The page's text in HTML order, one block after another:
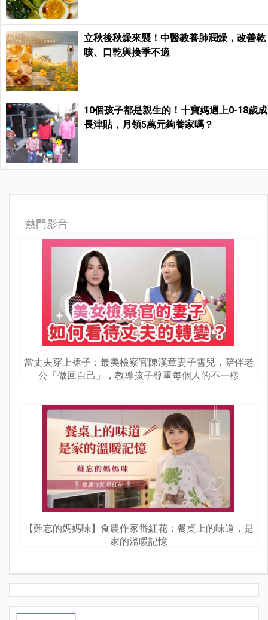
立秋後秋燥來襲！中醫教養肺潤燥，改善乾
咳、口乾與換季不適
10個孩子都是親生的！十寶媽遇上0-18歲成
長津貼，月領5萬元夠養家嗎？
熱門影音
當丈夫穿上裙子：最美檢察官陳漢章妻子雪兒，陪伴老
公「做回自己」，教導孩子尊重每個人的不一樣
【難忘的媽媽味】食農作家番紅花：餐桌上的味道，是
家的溫暖記憶